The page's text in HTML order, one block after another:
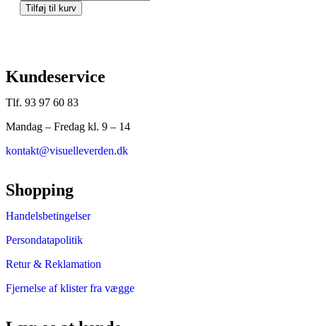
Tilføj til kurv
Kundeservice
Tlf. 93 97 60 83
Mandag – Fredag kl. 9 – 14
kontakt@visuelleverden.dk
Shopping
Handelsbetingelser
Persondatapolitik
Retur & Reklamation
Fjernelse af klister fra vægge